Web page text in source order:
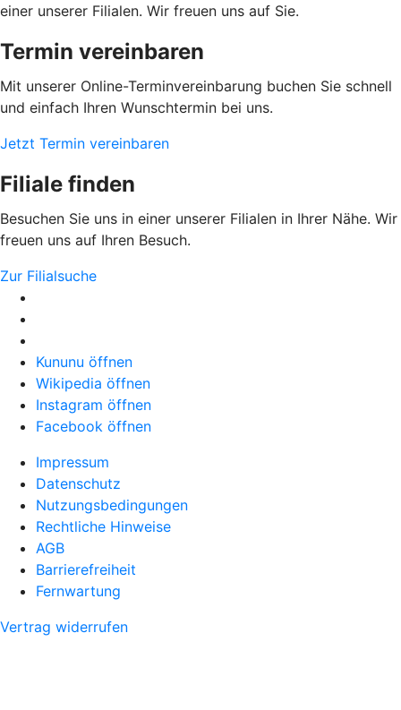
einer unserer Filialen. Wir freuen uns auf Sie.
Termin vereinbaren
Mit unserer Online-Terminvereinbarung buchen Sie schnell
und einfach Ihren Wunschtermin bei uns.
Jetzt Termin vereinbaren
Filiale finden
Besuchen Sie uns in einer unserer Filialen in Ihrer Nähe. Wir
freuen uns auf Ihren Besuch.
Zur Filialsuche
Kununu öffnen
Wikipedia öffnen
Instagram öffnen
Facebook öffnen
Impressum
Datenschutz
Nutzungsbedingungen
Rechtliche Hinweise
AGB
Barrierefreiheit
Fernwartung
Vertrag widerrufen